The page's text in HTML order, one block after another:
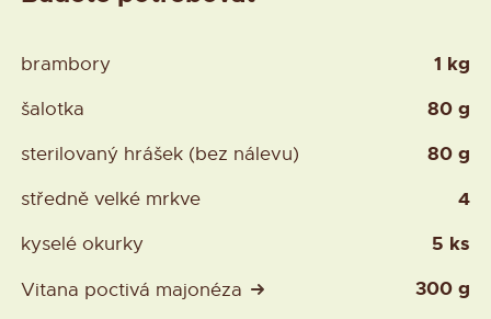
brambory 1 kg
šalotka 80 g
sterilovaný hrášek (bez nálevu) 80 g
středně velké mrkve 4
kyselé okurky 5 ks
Vitana poctivá majonéza 300 g